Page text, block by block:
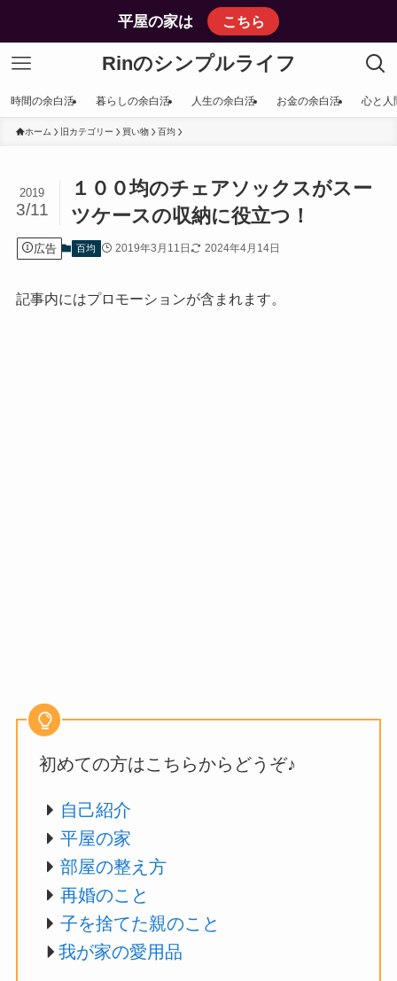
平屋の家は こちら
Rinのシンプルライフ
時間の余白活 暮らしの余白活 人生の余白活 お金の余白活 心と人
ホーム 旧カテゴリー 買い物 百均
１００均のチェアソックスがスー
ツケースの収納に役立つ！
2019
3/11
広告 百均 2019年3月11日 2024年4月14日
記事内にはプロモーションが含まれます。
初めての方はこちらからどうぞ♪
自己紹介
平屋の家
部屋の整え方
再婚のこと
子を捨てた親のこと
我が家の愛用品